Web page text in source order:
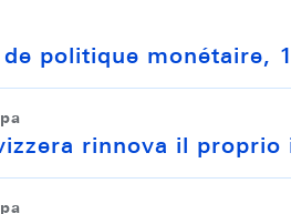
politique monétaire,
rinnova il